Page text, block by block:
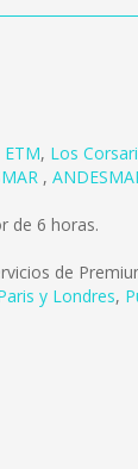
ETM, Los
,
de 6 horas.
de
y Londres,